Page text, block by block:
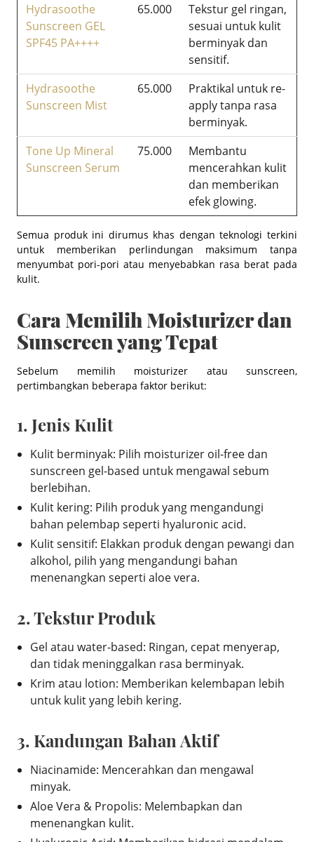
Hydrasoothe
Sunscreen GEL
SPF45 PA++++
65.000
Tekstur gel ringan,
sesuai untuk kulit
berminyak dan
sensitif.
Hydrasoothe
Sunscreen Mist
65.000
Praktikal untuk re-
apply tanpa rasa
berminyak.
Tone Up Mineral
Sunscreen Serum
75.000
Membantu
mencerahkan kulit
dan memberikan
efek glowing.
Semua produk ini dirumus khas dengan teknologi terkini
untuk memberikan perlindungan maksimum tanpa
menyumbat pori-pori atau menyebabkan rasa berat pada
kulit.
Cara Memilih Moisturizer dan
Sunscreen yang Tepat
Sebelum memilih moisturizer atau sunscreen,
pertimbangkan beberapa faktor berikut:
1. Jenis Kulit
Kulit berminyak: Pilih moisturizer oil-free dan
sunscreen gel-based untuk mengawal sebum
berlebihan.
Kulit kering: Pilih produk yang mengandungi
bahan pelembap seperti hyaluronic acid.
Kulit sensitif: Elakkan produk dengan pewangi dan
alkohol, pilih yang mengandungi bahan
menenangkan seperti aloe vera.
2. Tekstur Produk
Gel atau water-based: Ringan, cepat menyerap,
dan tidak meninggalkan rasa berminyak.
Krim atau lotion: Memberikan kelembapan lebih
untuk kulit yang lebih kering.
3. Kandungan Bahan Aktif
Niacinamide: Mencerahkan dan mengawal
minyak.
Aloe Vera & Propolis: Melembapkan dan
menenangkan kulit.